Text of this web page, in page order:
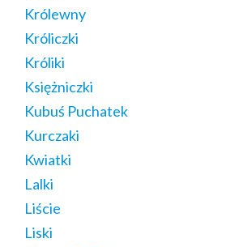
Królewny
Króliczki
Króliki
Księżniczki
Kubuś Puchatek
Kurczaki
Kwiatki
Lalki
Liście
Liski